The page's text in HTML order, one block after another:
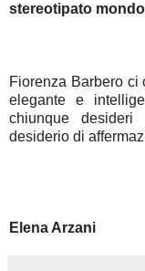
stereotipato
Fiorenza Barbero ci
elegante e
chiunque
desiderio di
Elena Arzani